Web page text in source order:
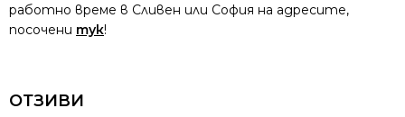
работно време в Сливен или София на адресите,
посочени тук!
ОТЗИВИ